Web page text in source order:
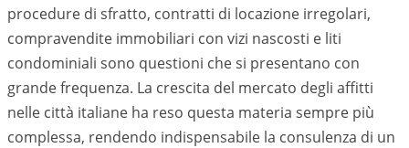
procedure di sfratto, contratti di locazione irregolari,
compravendite immobiliari con vizi nascosti e liti
condominiali sono questioni che si presentano con
grande frequenza. La crescita del mercato degli affitti
nelle città italiane ha reso questa materia sempre più
complessa, rendendo indispensabile la consulenza di un